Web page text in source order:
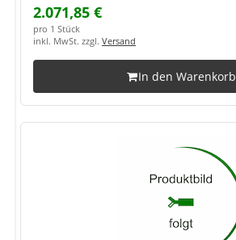
2.071,85 €
pro 1 Stück
inkl. MwSt. zzgl. Versand
In den Warenkorb